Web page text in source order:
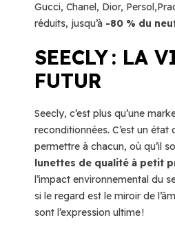
Gucci, Chanel, Dior,
réduits, jusqu’à -80 % du
SEECLY : LA
FUTUR
Seecly, c’est plus qu’une
reconditionnées. C’est un état
permettre à chacun, où qu’il
lunettes de qualité à petit
l’impact environnemental du
si le regard est le miroir de
sont l’expression ultime !